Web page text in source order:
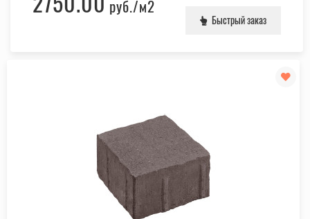
руб./м2
Быстрый заказ